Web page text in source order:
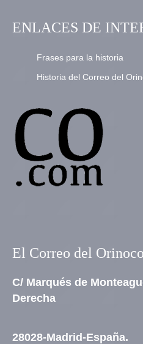
ENLACES DE
Frases para la historia
Historia del Correo del
El Correo del Orinoco
C/ Marqués de
Derecha
28028-Madrid-España.